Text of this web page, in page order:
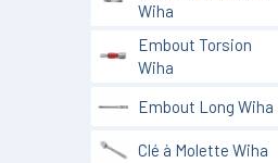
Wiha
Embout Torsion
Wiha
Embout Long Wiha
Clé à Molette Wiha